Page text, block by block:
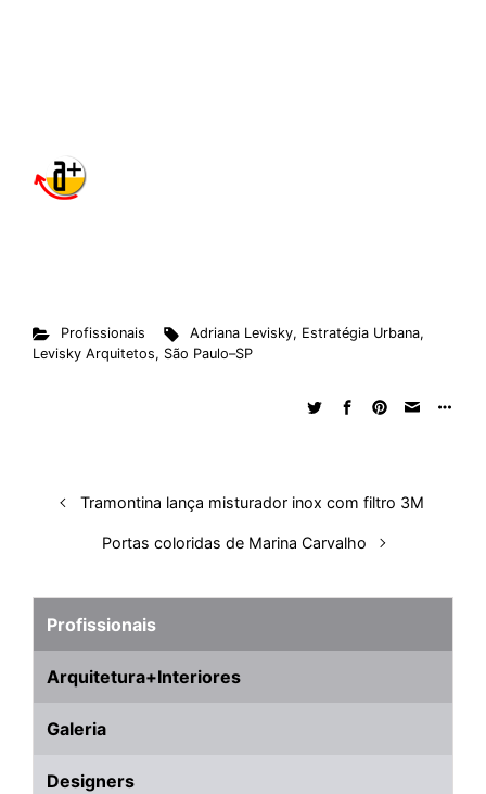
Profissionais Adriana Levisky, Estratégia Urbana,
Levisky Arquitetos, São Paulo–SP
Tramontina lança misturador inox com filtro 3M
Portas coloridas de Marina Carvalho
Profissionais
Arquitetura+Interiores
Galeria
Designers